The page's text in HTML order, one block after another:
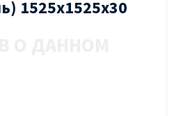
1525х1525х30